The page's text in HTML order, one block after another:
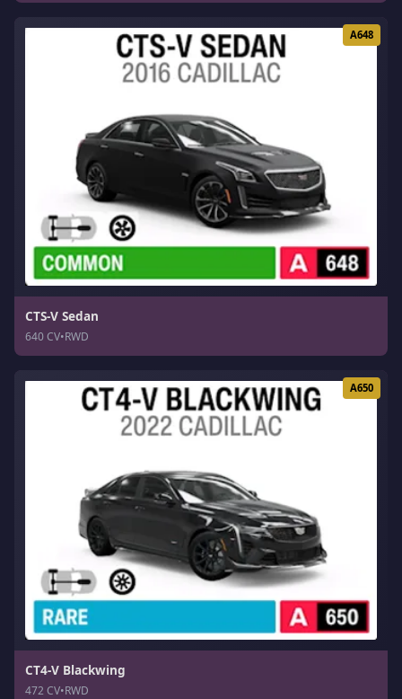
A648
CTS-V Sedan
640 CV•RWD
A650
CT4-V Blackwing
472 CV•RWD